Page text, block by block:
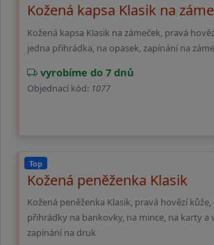
Kožená kapsa Klasik na
Kožená kapsa Klasik na zámeček, pravá
jedna přihrádka, na opasek, zapínání na
vyrobíme do 7 dnů
Objednací kód: 1077
Top
Kožená peněženka Klasik
Kožená peněženka Klasik, pravá hovězí
přihrádky na bankovky, na mince, na karty a
zapínání na druk